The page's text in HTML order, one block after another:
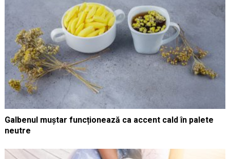
Galbenul muștar funcționează ca accent cald în palete
neutre